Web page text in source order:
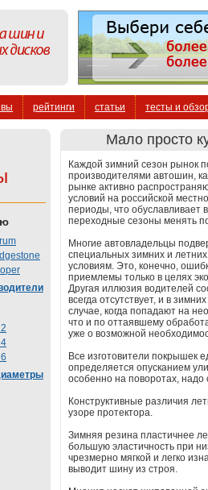
рейтинги статьи тесты и
Мало просто
Каждой зимний сезон рынок
производителями автошин,
рынке активно
условий на российской
периоды, что обуславливает
переходные сезоны менять
Многие автовладельцы
специальных зимних и
условиям. Это, конечно,
приемлемы только в целях
Другая иллюзия водителей
всегда отсутствует, и в
случае, когда попадают на
что и по оттаявшему
уже о возможной
Все изготовители покрышек
определяется опусканием
особенно на поворотах, надо
Конструктивные различия
узоре протектора.
Зимняя резина пластичнее
большую эластичность при
чрезмерно мягкой и легко
выводит шину из строя.